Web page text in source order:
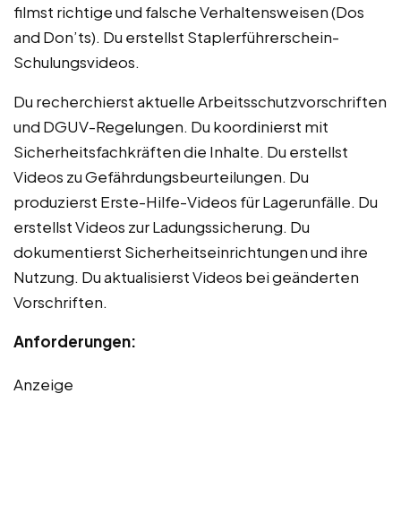
filmst richtige und falsche Verhaltensweisen (Dos
and Don’ts). Du erstellst Staplerführerschein-
Schulungsvideos.
Du recherchierst aktuelle Arbeitsschutzvorschriften
und DGUV-Regelungen. Du koordinierst mit
Sicherheitsfachkräften die Inhalte. Du erstellst
Videos zu Gefährdungsbeurteilungen. Du
produzierst Erste-Hilfe-Videos für Lagerunfälle. Du
erstellst Videos zur Ladungssicherung. Du
dokumentierst Sicherheitseinrichtungen und ihre
Nutzung. Du aktualisierst Videos bei geänderten
Vorschriften.
Anforderungen:
Anzeige